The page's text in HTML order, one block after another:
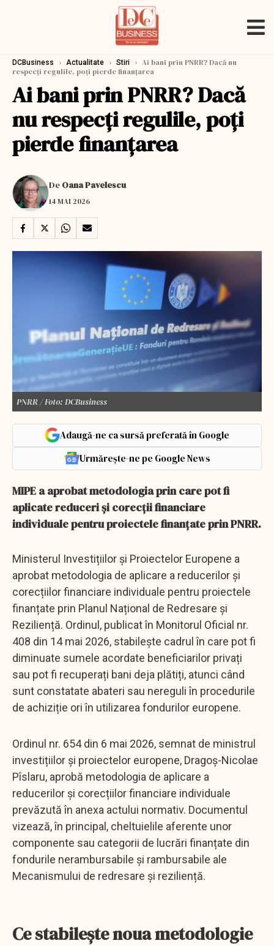
DCBusiness › Actualitate › Stiri › Ai bani prin PNRR? Dacă nu
respecți regulile, poți pierde finanțarea
Ai bani prin PNRR? Dacă
nu respecți regulile, poți
pierde finanțarea
De Oana Pavelescu
14 MAI 2026
PNRR / Foto: DCBusiness
Adaugă-ne ca sursă preferată în Google
Urmărește-ne pe Google News
MIPE a aprobat metodologia prin care pot fi
aplicate reduceri și corecții financiare
individuale pentru proiectele finanțate prin PNRR.
Ministerul Investițiilor și Proiectelor Europene a
aprobat metodologia de aplicare a reducerilor și
corecțiilor financiare individuale pentru proiectele
finanțate prin Planul Național de Redresare și
Reziliență. Ordinul, publicat în Monitorul Oficial nr.
408 din 14 mai 2026, stabilește cadrul în care pot fi
diminuate sumele acordate beneficiarilor privați
sau pot fi recuperați bani deja plătiți, atunci când
sunt constatate abateri sau nereguli în procedurile
de achiziție ori în utilizarea fondurilor europene.
Ordinul nr. 654 din 6 mai 2026, semnat de ministrul
investițiilor și proiectelor europene, Dragoș-Nicolae
Pîslaru, aprobă metodologia de aplicare a
reducerilor și corecțiilor financiare individuale
prevăzută în anexa actului normativ. Documentul
vizează, în principal, cheltuielile aferente unor
componente sau categorii de lucrări finanțate din
fondurile nerambursabile și rambursabile ale
Mecanismului de redresare și reziliență.
Ce stabilește noua metodologie